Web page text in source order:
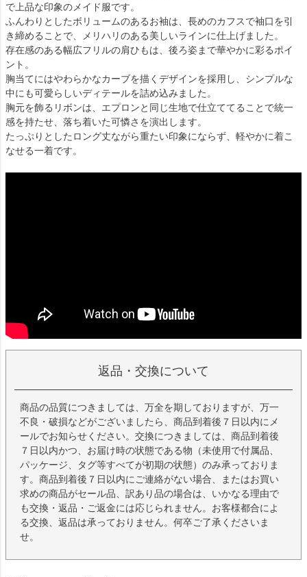
で上品な印象のメイド服です。
ふんわりとしたボリュームのあるお袖は、長めのカフスで袖口を引
き締めることで、メリハリのある美しいラインに仕上げました。
存在感のある幅広フリルの肩ひもは、後ろ姿まで華やかに彩るポイ
ント。
胸当てにはやわらかなカーブを描くデザインを採用し、シンプルな
中にも可愛らしいディテールを詰め込みました。
胸元を飾るリボンは、エプロンと同じ生地で仕立ててることで統一
感を持たせ、落ち着いた可憐さを演出します。
たっぷりとしたロング丈ながら重たい印象にならず、軽やかに着こ
なせる一着です。
返品・交換について
商品の品質につきましては、万全を期しておりますが、万一
不良・破損などがございましたら、商品到着後７日以内にメ
ールでお知らせください。交換につきましては、商品到着後
７日以内かつ、お届け時の状態である物（未使用で付属品、
パッケージ、タグ等すべてが初期の状態）のみ承っておりま
す。商品到着後７日以内にご連絡がない場合、またはお買い
求めの商品がセール品、訳あり品の場合は、いかなる理由で
も交換・返品・ご返金には応じられません。お客様都合によ
る交換、返品は承っておりません。何卒ご了承くださいま
せ。